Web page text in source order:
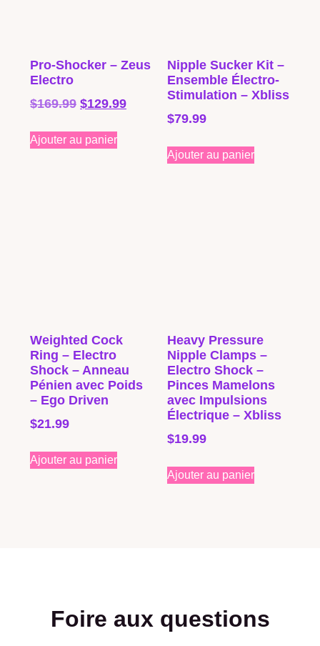
Pro-Shocker – Zeus
Electro
$169.99 $129.99
Ajouter au panier
Nipple Sucker Kit –
Ensemble Électro-
Stimulation – Xbliss
$79.99
Ajouter au panier
Weighted Cock
Ring – Electro
Shock – Anneau
Pénien avec Poids
– Ego Driven
$21.99
Ajouter au panier
Heavy Pressure
Nipple Clamps –
Electro Shock –
Pinces Mamelons
avec Impulsions
Électrique – Xbliss
$19.99
Ajouter au panier
Foire aux questions